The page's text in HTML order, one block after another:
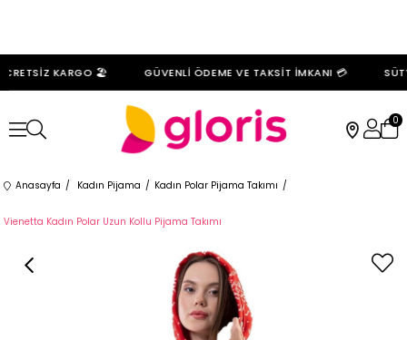
KARGO 🏖️ GÜVENLİ ÖDEME VE TAKSİT İMKANI 💳
0
Anasayfa Kadın Pijama Kadın Polar Pijama Takımı
Vienetta Kadın Polar Uzun Kollu Pijama Takımı